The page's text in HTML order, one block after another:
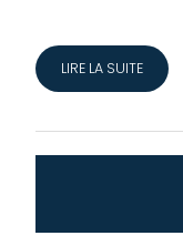
LIRE LA SUITE